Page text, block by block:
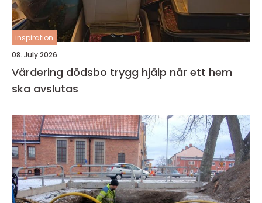
inspiration
08. July 2026
Värdering dödsbo trygg hjälp när ett hem
ska avslutas